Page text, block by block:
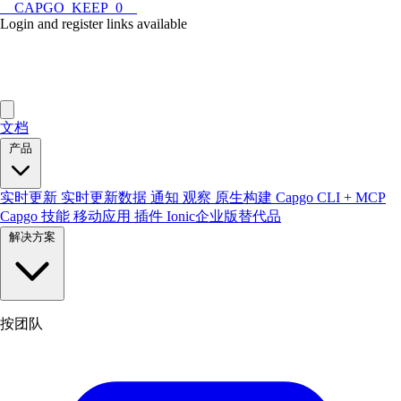
__CAPGO_KEEP_0__
Login and register links available
文档
产品
实时更新 实时更新数据 通知 观察 原生构建 Capgo CLI + MCP
Capgo 技能 移动应用 插件 Ionic企业版替代品
解决方案
按团队